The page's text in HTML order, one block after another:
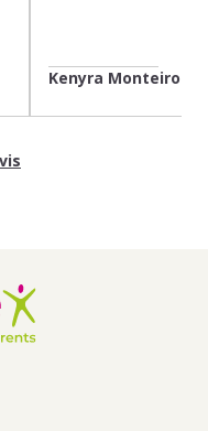
Kenyra Monteiro